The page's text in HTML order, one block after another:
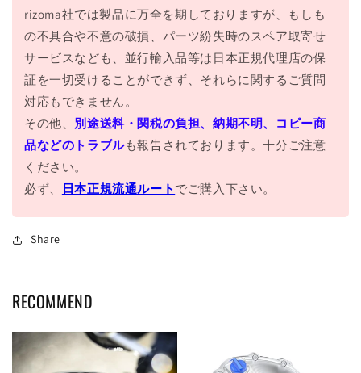
rizoma社では製品に万全を期しておりますが、もしも
の不具合や不意の破損、パーツ紛失時のスペア取寄せ
サービスなども、並行輸入品等は日本正規代理店の保
証を一切受けることができず、それらに関するご質問
対応もできません。
その他、 別途送料・関税の負担、納期不明、コピー商
品などのトラブルも報告されております。十分ご注意
ください。
必ず、
日本正規流通ルート でご購入下さい。
Share
RECOMMEND